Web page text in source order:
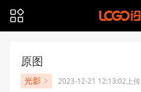
原图
光影 2023-12-21 12:13:02上传